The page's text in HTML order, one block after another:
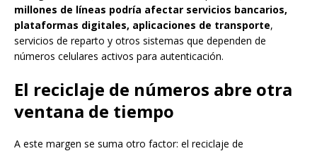
millones de líneas podría afectar servicios bancarios,
plataformas digitales, aplicaciones de transporte,
servicios de reparto y otros sistemas que dependen de
números celulares activos para autenticación.
El reciclaje de números abre otra
ventana de tiempo
A este margen se suma otro factor: el reciclaje de